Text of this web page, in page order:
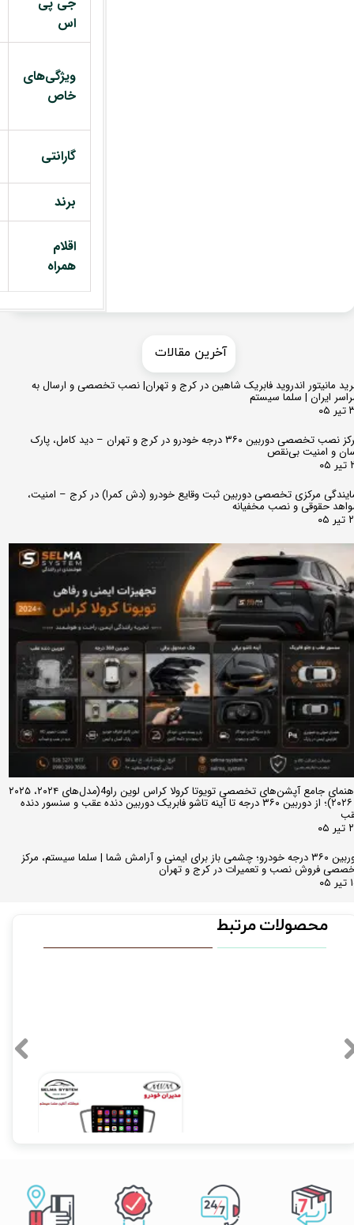
اس
ویژگی‌های
خاص
گارانتی
برند
اقلام
همراه
مانیتور اندروید فابریک شاهین در کرج و تهران| نصب تخصصی و ارسال به
ایران | سلما سیستم
مرکز نصب تخصصی دوربین ۳۶۰ درجه خودرو در کرج و تهران – دید کامل، پارک
و امنیت بی‌نقص
مرکزی تخصصی دوربین ثبت وقایع خودرو (دش کمرا) در کرج – امنیت،
حقوقی و نصب مخفیانه
راهنمای جامع آپشن‌های تخصصی تویوتا کرولا کراس لوین راو4(مدل‌های ۲۰۲۴، ۲۰۲۵
و ۲۰۲۶)؛ از دوربین ۳۶۰ درجه تا آینه تاشو فابریک دوربین دنده عقب و سنسور دنده
دوربین ۳۶۰ درجه خودرو؛ چشمی باز برای ایمنی و آرامش شما | سلما سیستم، مرکز
فروش نصب و تعمیرات در کرج و تهران
​​آخرین مقالات
محصولات مرتبط
مانیتور فابریک ام وی ام 550 MVM 550 اندروید
۱۲,۹۰۰,۰۰۰ تومان